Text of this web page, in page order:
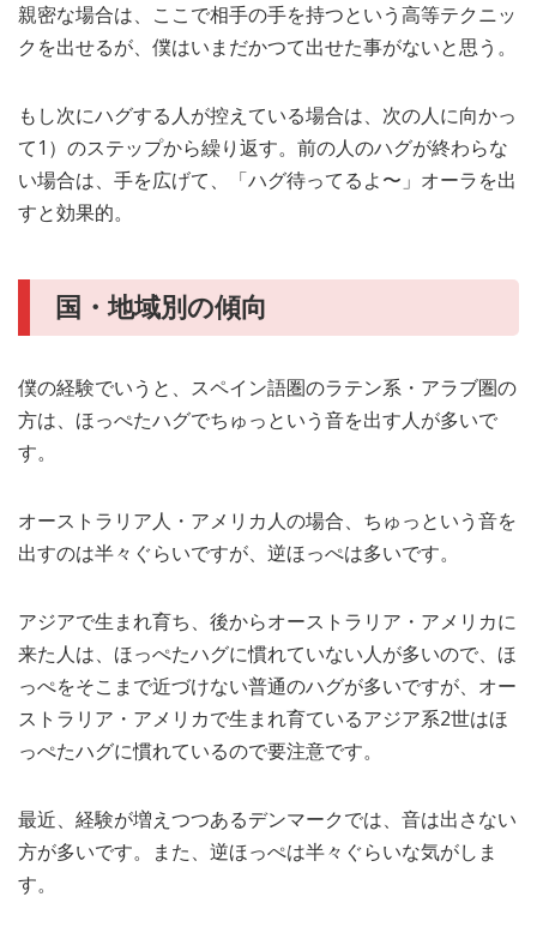
親密な場合は、ここで相手の手を持つという高等テクニッ
クを出せるが、僕はいまだかつて出せた事がないと思う。
もし次にハグする人が控えている場合は、次の人に向かっ
て1）のステップから繰り返す。前の人のハグが終わらな
い場合は、手を広げて、「ハグ待ってるよ〜」オーラを出
すと効果的。
国・地域別の傾向
僕の経験でいうと、スペイン語圏のラテン系・アラブ圏の
方は、ほっぺたハグでちゅっという音を出す人が多いで
す。
オーストラリア人・アメリカ人の場合、ちゅっという音を
出すのは半々ぐらいですが、逆ほっぺは多いです。
アジアで生まれ育ち、後からオーストラリア・アメリカに
来た人は、ほっぺたハグに慣れていない人が多いので、ほ
っぺをそこまで近づけない普通のハグが多いですが、オー
ストラリア・アメリカで生まれ育ているアジア系2世はほ
っぺたハグに慣れているので要注意です。
最近、経験が増えつつあるデンマークでは、音は出さない
方が多いです。また、逆ほっぺは半々ぐらいな気がしま
す。